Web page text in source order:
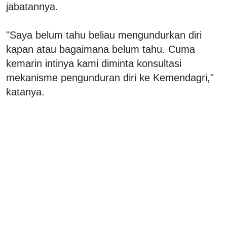
jabatannya.
"Saya belum tahu beliau mengundurkan diri
kapan atau bagaimana belum tahu. Cuma
kemarin intinya kami diminta konsultasi
mekanisme pengunduran diri ke Kemendagri,"
katanya.